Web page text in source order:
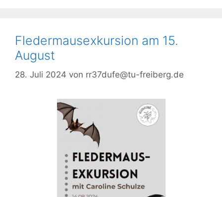
Fledermausexkursion am 15.
August
28. Juli 2024 von rr37dufe@tu-freiberg.de